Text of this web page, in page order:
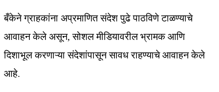
बँकेने ग्राहकांना अप्रमाणित संदेश पुढे पाठविणे टाळण्याचे
आवाहन केले असून, सोशल मीडियावरील भ्रामक आणि
दिशाभूल करणाऱ्या संदेशांपासून सावध राहण्याचे आवाहन केले
आहे.